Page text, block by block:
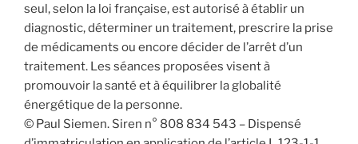
seul, selon la loi française, est autorisé à établir un
diagnostic, déterminer un traitement, prescrire la prise
de médicaments ou encore décider de l’arrêt d’un
traitement. Les séances proposées visent à
promouvoir la santé et à équilibrer la globalité
énergétique de la personne.
© Paul Siemen. Siren n° 808 834 543 – Dispensé